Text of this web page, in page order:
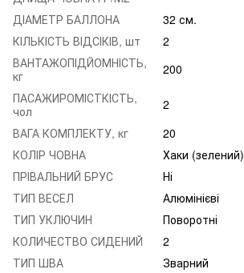
ДІАМЕТР БАЛЛОНА
32 см.
КІЛЬКІСТЬ ВІДСІКІВ, шт
2
ВАНТАЖОПІДЙОМНІСТЬ,
кг
200
ПАСАЖИРОМІСТКІСТЬ,
чол
2
ВАГА КОМПЛЕКТУ, кг
20
КОЛІР ЧОВНА
Хаки (зелений)
ПРІВАЛЬНИЙ БРУС
Ні
ТИП ВЕСЕЛ
Алюмінієві
ТИП УКЛЮЧИН
Поворотні
КОЛИЧЕСТВО СИДЕНИЙ
2
ТИП ШВА
Зварний